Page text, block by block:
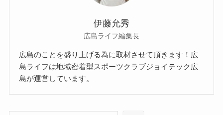
伊藤允秀
広島ライフ編集長
広島のことを盛り上げる為に取材させて頂きます！広
島ライフは地域密着型スポーツクラブジョイテック広
島が運営しています。